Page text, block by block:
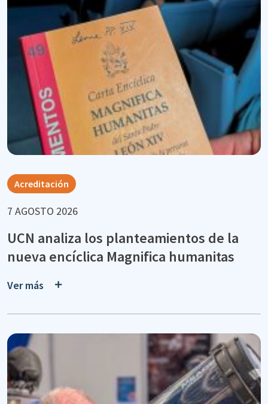
Acreditación
7 AGOSTO 2026
UCN analiza los planteamientos de la
nueva encíclica Magnifica humanitas
Ver más